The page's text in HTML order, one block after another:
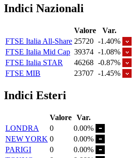
Indici Nazionali
Valore
Var.
FTSE Italia All-Share 25720 -1.40%
FTSE Italia Mid Cap 39374 -1.08%
FTSE Italia STAR
46268 -0.87%
FTSE MIB
23707 -1.45%
Indici Esteri
Valore Var.
LONDRA
0
0.00%
NEW YORK 0
0.00%
PARIGI
0
0.00%